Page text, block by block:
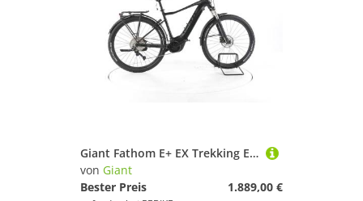
Giant Fathom E+ EX Trekking E-Bike
von Giant
Bester Preis
1.889,00 €